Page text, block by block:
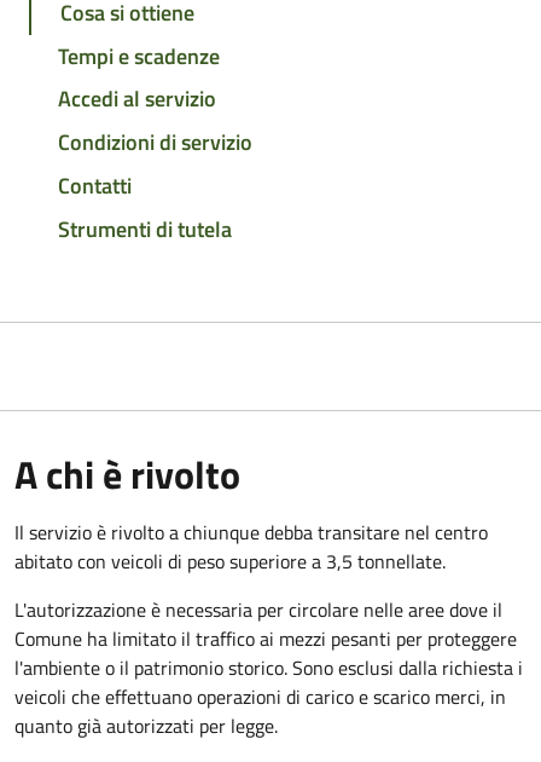
Cosa si ottiene
Tempi e scadenze
Accedi al servizio
Condizioni di servizio
Contatti
Strumenti di tutela
A chi è rivolto
Il servizio è rivolto a chiunque debba transitare nel centro
abitato con veicoli di peso superiore a 3,5 tonnellate.
L'autorizzazione è necessaria per circolare nelle aree dove il
Comune ha limitato il traffico ai mezzi pesanti per proteggere
l'ambiente o il patrimonio storico. Sono esclusi dalla richiesta i
veicoli che effettuano operazioni di carico e scarico merci, in
quanto già autorizzati per legge.